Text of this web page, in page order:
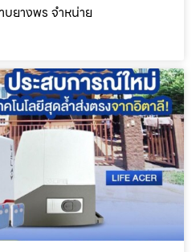
บยางพร จำหน่าย